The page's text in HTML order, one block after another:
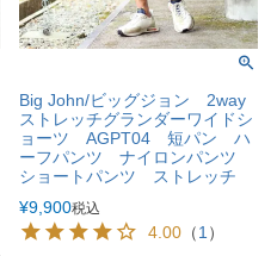
Big John/ビッグジョン 2way
ストレッチグランダーワイドシ
ョーツ AGPT04 短パン ハ
ーフパンツ ナイロンパンツ
ショートパンツ ストレッチ
¥9,900税込
4.00 （1 ）